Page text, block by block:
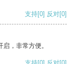
支持[0] 反对[0]
，非常方便。